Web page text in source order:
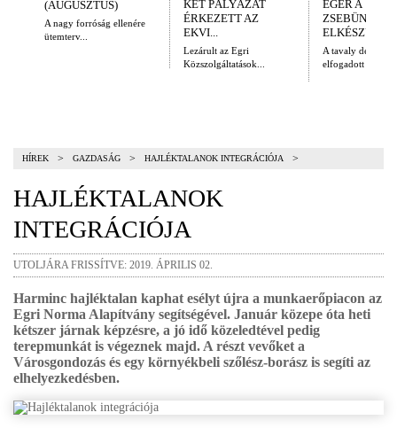
(AUGUSZTUS)
A nagy forróság ellenére
ütemterv...
KÉT PÁLYÁZAT
ÉRKEZETT AZ
EKVI...
Lezárult az Egri
Közszolgáltatások...
EGER A
ELKÉSZÜLT
A tavaly
elfogadott
HÍREK > GAZDASÁG > HAJLÉKTALANOK INTEGRÁCIÓJA >
HAJLÉKTALANOK
INTEGRÁCIÓJA
UTOLJÁRA FRISSÍTVE: 2019. ÁPRILIS 02.
Harminc hajléktalan kaphat esélyt újra a munkaerőpiacon az
Egri Norma Alapítvány segítségével. Január közepe óta heti
kétszer járnak képzésre, a jó idő közeledtével pedig
terepmunkát is végeznek majd. A részt vevőket a
Városgondozás és egy környékbeli szőlész-borász is segíti az
elhelyezkedésben.